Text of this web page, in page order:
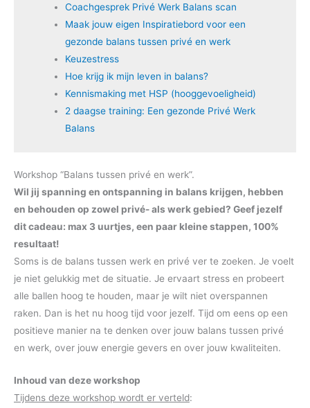
Coachgesprek Privé Werk Balans scan
Maak jouw eigen Inspiratiebord voor een
gezonde balans tussen privé en werk
Keuzestress
Hoe krijg ik mijn leven in balans?
Kennismaking met HSP (hooggevoeligheid)
2 daagse training: Een gezonde Privé Werk
Balans
Workshop “Balans tussen privé en werk”.
Wil jij spanning en ontspanning in balans krijgen, hebben
en behouden op zowel privé- als werk gebied? Geef jezelf
dit cadeau: max 3 uurtjes, een paar kleine stappen, 100%
resultaat!
Soms is de balans tussen werk en privé ver te zoeken. Je voelt
je niet gelukkig met de situatie. Je ervaart stress en probeert
alle ballen hoog te houden, maar je wilt niet overspannen
raken. Dan is het nu hoog tijd voor jezelf. Tijd om eens op een
positieve manier na te denken over jouw balans tussen privé
en werk, over jouw energie gevers en over jouw kwaliteiten.
Inhoud van deze workshop
Tijdens deze workshop wordt er verteld: